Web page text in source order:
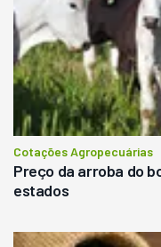
Cotações Agropecuárias
Preço da arroba do
estados